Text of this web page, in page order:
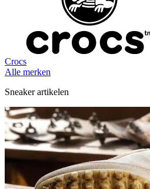
Crocs
Alle merken
Sneaker artikelen